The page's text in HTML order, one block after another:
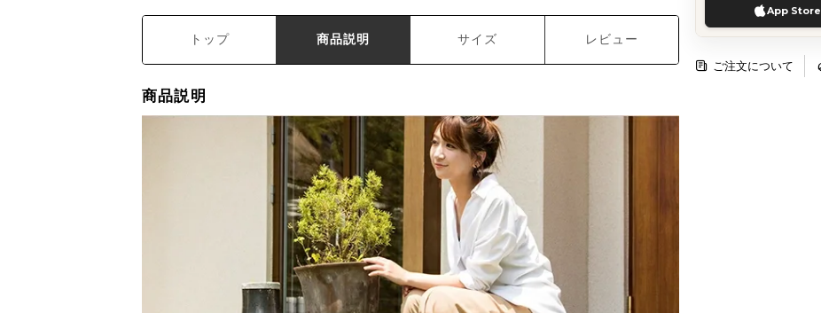
App Store
ご注文について
トップ 商品説明 サイズ レビュー
商品説明